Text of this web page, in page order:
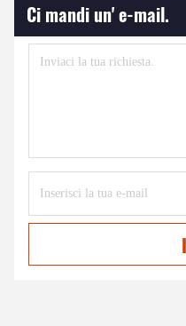
Ci mandi un' e-mail.